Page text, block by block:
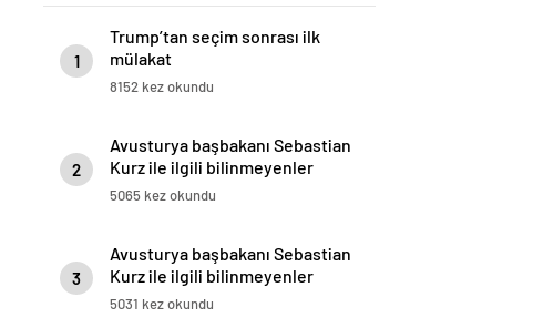
1
Trump’tan seçim sonrası ilk
mülakat
8152 kez okundu
2
Avusturya başbakanı Sebastian
Kurz ile ilgili bilinmeyenler
5065 kez okundu
3
Avusturya başbakanı Sebastian
Kurz ile ilgili bilinmeyenler
5031 kez okundu